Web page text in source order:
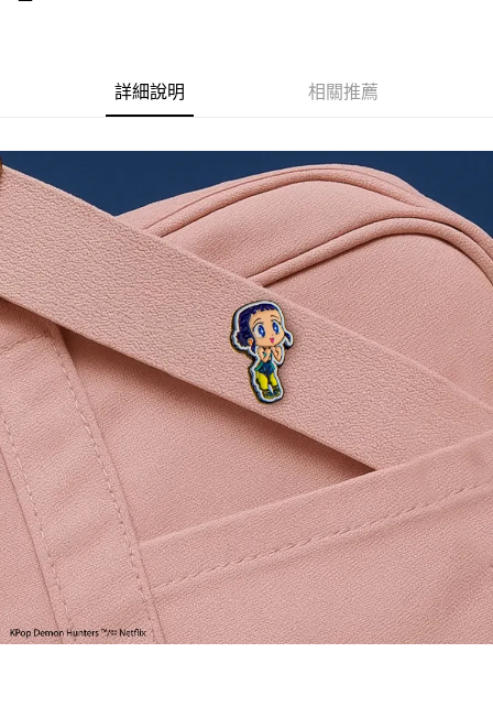
1.本服務由台灣大哥大提供，台灣大哥大用戶可立即使用無須另外申請。
3.實際核准額度、可分期數及費用金額請依後續交易確認頁面所載為準。
4.訂單成立30分鐘內，如未前往確認交易或遇審核未通過，訂單將自動取
消。如遇「轉專審核」未通過狀況，表示未達大哥付你分期系統評分，恕無
法說明評估內容。
【繳款方式說明】
1.分期款項不併入電信帳單，「大哥付你分期」於每月結算日後寄送繳費提
醒簡訊。
2.透過簡訊連結打開帳單後，可選擇「超商條碼／台灣大直營門市／銀行轉
帳／街口支付／iPASS MONEY」等通路繳費。
【注意事項】
1.本服務係由「台灣大哥大股份有限公司」（以下簡稱本公司）所提供，讓
用戶於交易時，得透過本服務購買商品或服務，並由商店將買賣／分期付款
買賣價金債權讓與本公司後，依約使用本公司帳單繳交帳款。
2.基於同意付款使用「大哥付你分期」之契約關係目的，商店將以您的個人
資料（包含姓名、電話或地址）提供予台灣大哥大進項蒐集、處理及利用，
由本公司與您本人進行分期帳單所需資料之確認、核對及更正。
3.完整用戶服務條款，請詳閱以下連結：https://oppay.tw/userRule
現貨-全家取貨付款
每筆NT$90，滿NT$3,000(含以上)免運費
現貨-付款後全家取貨
每筆NT$90，滿NT$3,000(含以上)免運費
現貨-7-11取貨付款
每筆NT$90，滿NT$3,000(含以上)免運費
現貨-付款後7-11取貨
每筆NT$90，滿NT$3,000(含以上)免運費
現貨-宅配
每筆NT$120，滿NT$3,000(含以上)免運費
現貨-宅配(離島)
每筆NT$160，滿NT$3,000(含以上)免運費
東海門市自取，需自備購物袋取貨唷。
免運費
詳細說明 相關推薦